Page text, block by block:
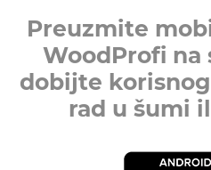
Preuzmite
WoodProfi na
dobijte
rad u šumi